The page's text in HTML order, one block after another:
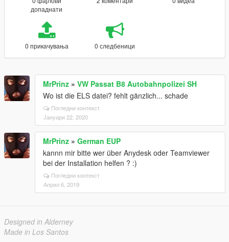
допаднати
0 прикачувања 0 следбеници
MrPrinz » VW Passat B8 Autobahnpolizei SH
Wo ist die ELS datei? fehlt gänzlich... schade
Погледни контекст
Јануари 22, 2020
MrPrinz » German EUP
kannn mir bitte wer über Anydesk oder Teamviewer
bei der Installation helfen ? :)
Погледни контекст
Април 6, 2019
Designed in Alderney
Made in Los Santos